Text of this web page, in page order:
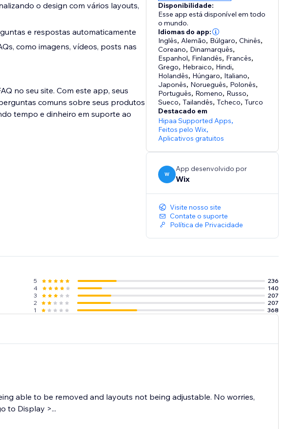
o design com vários layouts,
e respostas automaticamente
como imagens, vídeos, posts nas
no seu site. Com este app, seus
comuns sobre seus produtos
tempo e dinheiro em suporte ao
Disponibilidade:
Esse app está disponível em todo
o mundo.
Idiomas do app:
Inglês, Alemão, Búlgaro,Chinês,
Coreano, Dinamarquês,
Espanhol, Finlandês, Francês,
Grego, Hebraico, Hindi,
Holandês, Húngaro, Italiano,
Japonês, Norueguês, Polonês,
Português, Romeno, Russo,
Sueco,Tailandês,Tcheco,Turco
Destacado em
Hipaa Supported Apps,
Feitos pelo Wix,
Aplicativos gratuitos
W
App desenvolvido por
Wix
Visite nosso site
Contate o suporte
Política de Privacidade
5
236
4
140
3
207
2
207
1
368
able to be removed and layouts not being adjustable. No worries,
to Display >...